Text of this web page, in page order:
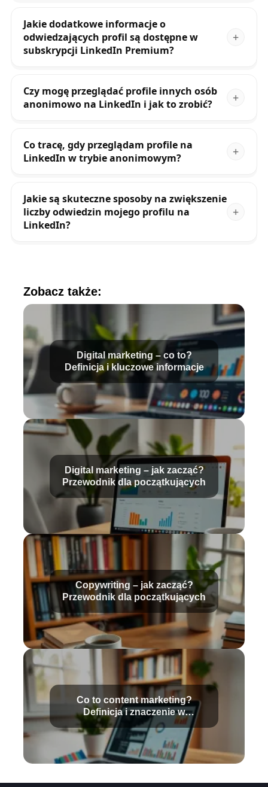
Jakie dodatkowe informacje o
odwiedzających profil są dostępne w
subskrypcji LinkedIn Premium?
Czy mogę przeglądać profile innych osób
anonimowo na LinkedIn i jak to zrobić?
Co tracę, gdy przeglądam profile na
LinkedIn w trybie anonimowym?
Jakie są skuteczne sposoby na zwiększenie
liczby odwiedzin mojego profilu na
LinkedIn?
Zobacz także:
Digital marketing – co to?
Definicja i kluczowe informacje
Digital marketing – jak zacząć?
Przewodnik dla początkujących
Copywriting – jak zacząć?
Przewodnik dla początkujących
Co to content marketing?
Definicja i znaczenie w
marketingu